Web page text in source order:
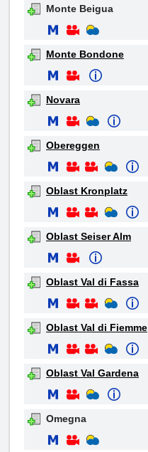
Monte Beigua
Monte Bondone
Novara
Obereggen
Oblast Kronplatz
Oblast Seiser Alm
Oblast Val di Fassa
Oblast Val di Fiemme
Oblast Val Gardena
Omegna